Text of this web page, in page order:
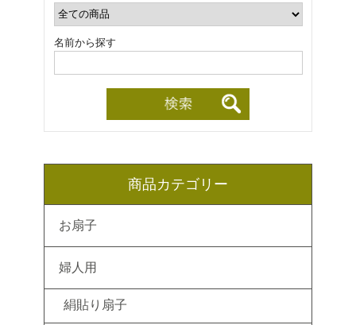
名前から探す
商品カテゴリー
お扇子
婦人用
絹貼り扇子